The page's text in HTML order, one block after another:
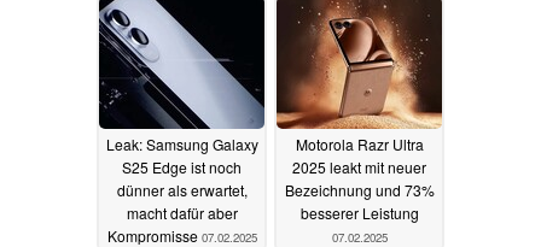
Leak: Samsung Galaxy
S25 Edge ist noch
dünner als erwartet,
macht dafür aber
Kompromisse 07.02.2025
Motorola Razr Ultra
2025 leakt mit neuer
Bezeichnung und 73%
besserer Leistung
07.02.2025